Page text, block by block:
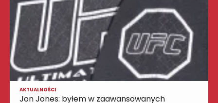
AKTUALNOŚCI
Jon Jones: byłem w zaawansowanych